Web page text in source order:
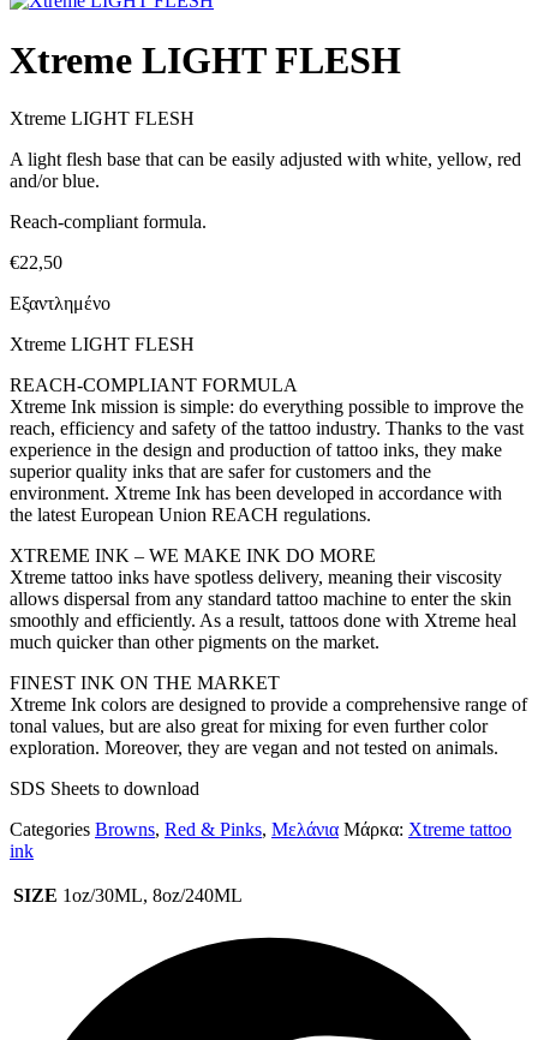
Xtreme LIGHT FLESH
Xtreme LIGHT FLESH
A light flesh base that can be easily adjusted with white, yellow, red
and/or blue.
Reach-compliant formula.
€22,50
Εξαντλημένο
Xtreme LIGHT FLESH
REACH-COMPLIANT FORMULA
Xtreme Ink mission is simple: do everything possible to improve the
reach, efficiency and safety of the tattoo industry. Thanks to the vast
experience in the design and production of tattoo inks, they make
superior quality inks that are safer for customers and the
environment. Xtreme Ink has been developed in accordance with
the latest European Union REACH regulations.
XTREME INK – WE MAKE INK DO MORE
Xtreme tattoo inks have spotless delivery, meaning their viscosity
allows dispersal from any standard tattoo machine to enter the skin
smoothly and efficiently. As a result, tattoos done with Xtreme heal
much quicker than other pigments on the market.
FINEST INK ON THE MARKET
Xtreme Ink colors are designed to provide a comprehensive range of
tonal values, but are also great for mixing for even further color
exploration. Moreover, they are vegan and not tested on animals.
SDS Sheets to download
Categories Browns, Red & Pinks, Μελάνια Μάρκα: Xtreme tattoo
ink
SIZE 1oz/30ML, 8oz/240ML